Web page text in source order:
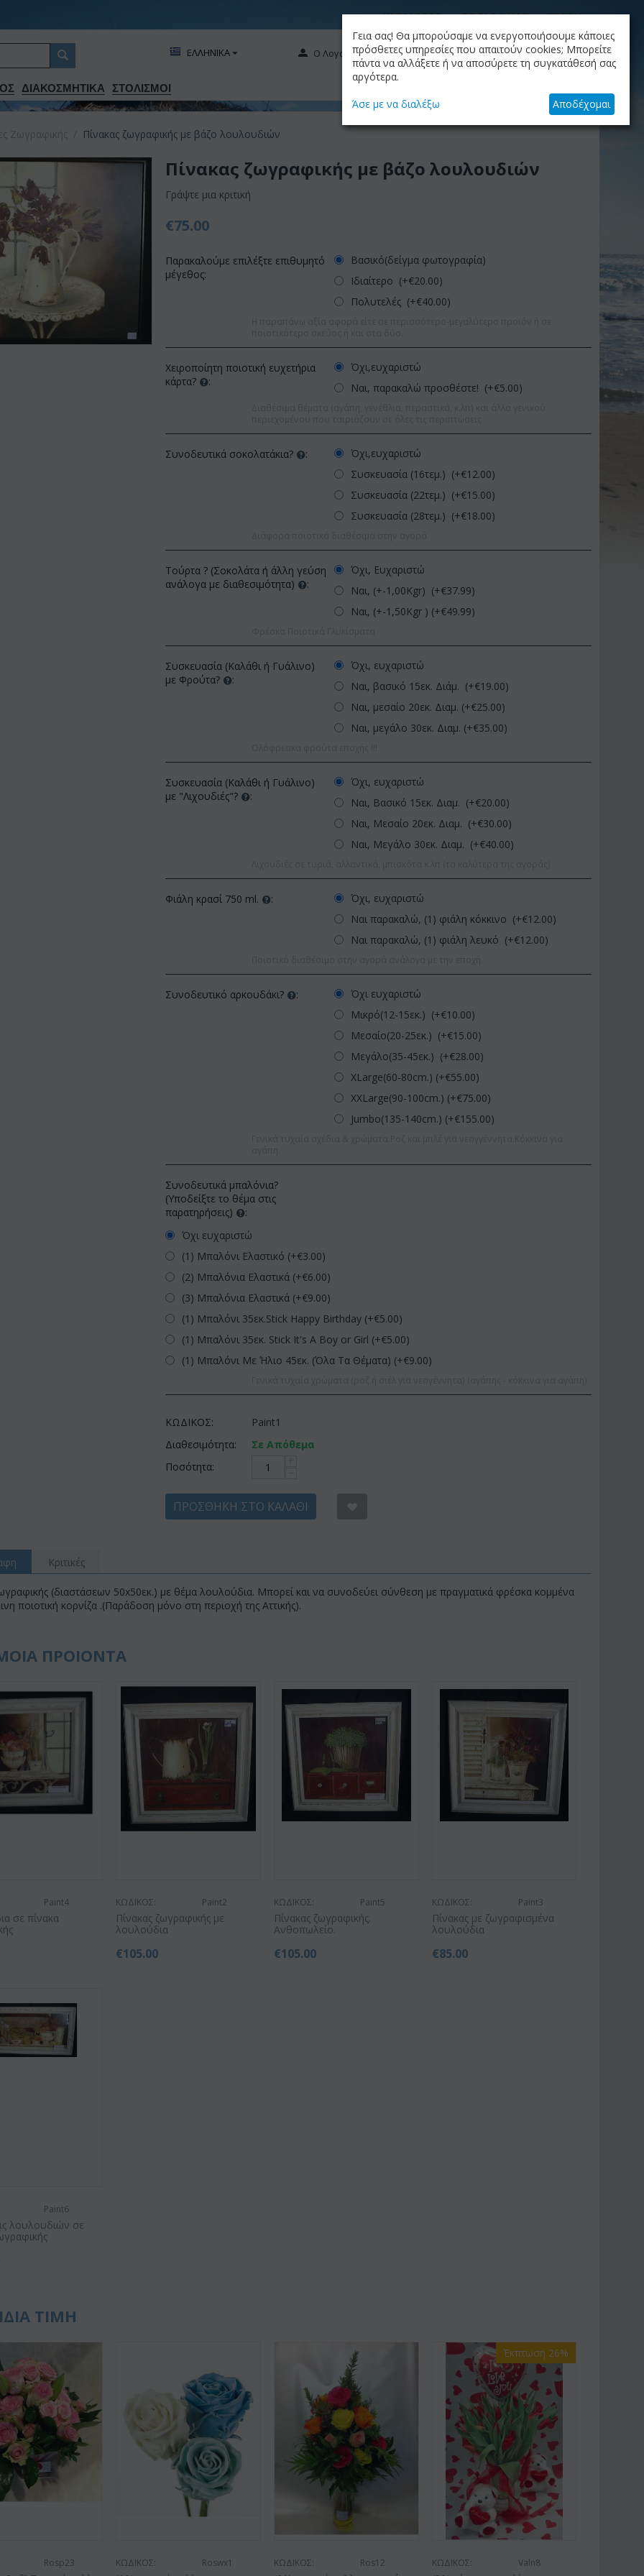
ΚΑΤΑΛΟΓΟΣ ΤΟ BLOG ΜΑΣ ΕΤΑΙΡΙΑ
ΔΙΑΚΟΣΜΗΤΙΚA ΣΤΟΛΙΣΜΟΙ
Ο Λογαριασμός μου
ΕΛΛΗΝΙΚΑ
+30.210.9319884
ΚΑΛΆΘΙ
Το καλάθι είναι άδειο
Πίνακας ζωγραφικής με βάζο λουλουδιών
Έκπτωση 12%
Afp3
(21) τριαντάφυλλα 60-70 εκ.
(διάφορα χρώμ...
49.99
ΚΩΔΙΚΟΣ:
Ορχιδέα φαλαίνοψις σε
γυάλινο βάζο
39.99
Πίνακας ζωγραφικής με βάζο λουλουδιών
Γράψτε μια κριτική
€75.00
Παρακαλούμε επιλέξτε επιθυμητό
μέγεθος:
Βασικό(δείγμα φωτογραφία)
Ιδιαίτερο (+€20.00)
Πολυτελές (+€40.00)
Χειροποίητη ποιοτική ευχετήρια
κάρτα?
:
Όχι,ευχαριστώ
Ναι, παρακαλώ προσθέστε! (+€5.00)
Συνοδευτικά σοκολατάκια? :
Όχι,ευχαριστώ
Συσκευασία (16τεμ.) (+€12.00)
Συσκευασία (22τεμ.) (+€15.00)
Συσκευασία (28τεμ.) (+€18.00)
Τούρτα ? (Σοκολάτα ή άλλη γεύση
ανάλογα με διαθεσιμότητα)
:
Όχι, Ευχαριστώ
Ναι, (+-1,00Kgr) (+€37.99)
Ναι, (+-1,50Kgr ) (+€49.99)
Συσκευασία (Καλάθι ή Γυάλινο)
με Φρούτα?
:
Όχι, ευχαριστώ
Ναι, βασικό 15εκ. Διάμ. (+€19.00)
Ναι, μεσαίο 20εκ. Διαμ. (+€25.00)
Ναι, μεγάλο 30εκ. Διαμ. (+€35.00)
Συσκευασία (Καλάθι ή Γυάλινο)
με "Λιχουδιές"?
:
Όχι, ευχαριστώ
Ναι, Βασικό 15εκ. Διαμ. (+€20.00)
Ναι, Μεσαίο 20εκ. Διαμ. (+€30.00)
Ναι, Μεγάλο 30εκ. Διαμ. (+€40.00)
Φιάλη κρασί 750 ml. :
Όχι, ευχαριστώ
Ναι παρακαλώ, (1) φιάλη κόκκινο (+€12.00)
Ναι παρακαλώ, (1) φιάλη λευκό (+€12.00)
Συνοδευτικό αρκουδάκι? :
Όχι ευχαριστώ
Μικρό(12-15εκ.) (+€10.00)
Μεσαίο(20-25εκ.) (+€15.00)
Μεγάλο(35-45εκ.) (+€28.00)
XLarge(60-80cm.) (+€55.00)
XXLarge(90-100cm.) (+€75.00)
Jumbo(135-140cm.) (+€155.00)
Συνοδευτικά μπαλόνια?
(Υποδείξτε το θέμα στις
παρατηρήσεις)
:
Όχι ευχαριστώ
(1) Μπαλόνι Ελαστικό (+€3.00)
(2) Μπαλόνια Ελαστικά (+€6.00)
(3) Μπαλόνια Ελαστικά (+€9.00)
(1) Μπαλόνι 35εκ.Stick Happy Birthday (+€5.00)
(1) Μπαλόνι 35εκ. Stick It's A Boy or Girl (+€5.00)
(1) Μπαλόνι Με Ήλιο 45εκ. (Όλα Τα Θέματα) (+€9.00)
ΚΩΔΙΚΟΣ:
Paint1
Διαθεσιμότητα:
Σε Απόθεμα
Ποσότητα:
ΠΡΟΣΘΉΚΗ ΣΤΟ ΚΑΛΆΘΙ
Κριτικές
(διαστάσεων 50x50εκ.) με θέμα λουλούδια. Μπορεί και να συνοδεύει σύνθεση με πραγματικά φρέσκα κομμένα
ποιοτική κορνίζα .(Παράδοση μόνο στη περιοχή της Αττικής).
ΠΡΟΙΟΝΤΑ
Paint4
σε πίνακα
ΚΩΔΙΚΟΣ: Paint2
Πίνακας ζωγραφικής με
λουλούδια
€105.00
ΚΩΔΙΚΟΣ: Paint5
Πίνακας ζωγραφικής.
Ανθοπωλείο.
€105.00
ΚΩΔΙΚΟΣ: Paint3
Πίνακας με ζωγραφισμένα
λουλούδια
€85.00
Paint6
λουλουδιών σε
ΤΙΜΗ
Rosp23 ΚΩΔΙΚΟΣ: Roswx1 ΚΩΔΙΚΟΣ: Ros12
Έκπτωση 26%
ΚΩΔΙΚΟΣ: Valn8
Γεια σας! Θα μπορούσαμε να ενεργοποιήσουμε κάποιες
πρόσθετες υπηρεσίες που απαιτούν cookies; Μπορείτε
πάντα να αλλάξετε ή να αποσύρετε τη συγκατάθεσή σας
αργότερα.
Άσε με να διαλέξω Αποδέχομαι